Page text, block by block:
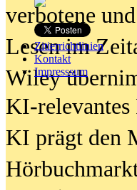
Zitierrichtlinien
Kontakt
Impresssum
verbotene
Lesen im
Wiley
KI-relevantes
KI prägt den